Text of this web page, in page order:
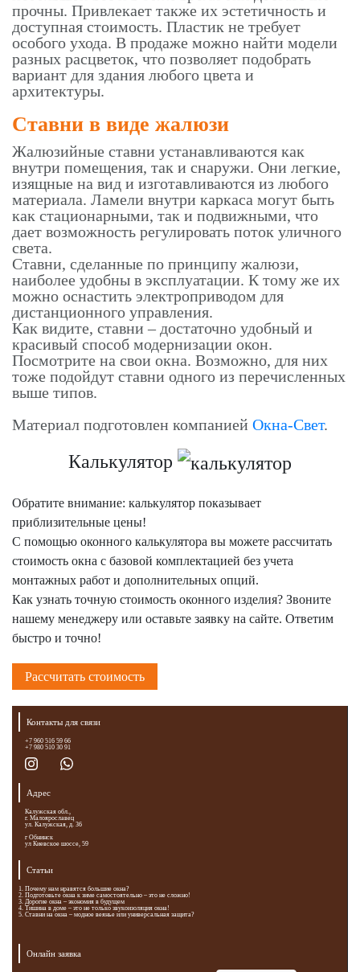
прочны. Привлекает также их эстетичность и
доступная стоимость. Пластик не требует
особого ухода. В продаже можно найти модели
разных расцветок, что позволяет подобрать
вариант для здания любого цвета и
архитектуры.
Ставни в виде жалюзи
Жалюзийные ставни устанавливаются как
внутри помещения, так и снаружи. Они легкие,
изящные на вид и изготавливаются из любого
материала. Ламели внутри каркаса могут быть
как стационарными, так и подвижными, что
дает возможность регулировать поток уличного
света.
Ставни, сделанные по принципу жалюзи,
наиболее удобны в эксплуатации. К тому же их
можно оснастить электроприводом для
дистанционного управления.
Как видите, ставни – достаточно удобный и
красивый способ модернизации окон.
Посмотрите на свои окна. Возможно, для них
тоже подойдут ставни одного из перечисленных
выше типов.
Материал подготовлен компанией Окна-Свет.
Калькулятор
Обратите внимание: калькулятор показывает
приблизительные цены!
С помощью оконного калькулятора вы можете рассчитать
стоимость окна с базовой комплектацией без учета
монтажных работ и дополнительных опций.
Как узнать точную стоимость оконного изделия? Звоните
нашему менеджеру или оставьте заявку на сайте. Ответим
быстро и точно!
Рассчитать стоимость
Контакты для связи
+7 960 516 59 66
+7 980 510 30 91
Адрес
Калужская обл.,
г. Малоярославец
ул. Калужская, д. 36
г Обнинск
ул Киевское шоссе, 59
Статьи
Почему нам нравятся большие окна?
Подготовьте окна к зиме самостоятельно – это не сложно!
Дорогие окна – экономия в будущем
Тишина в доме – это не только звукоизоляция окна!
Ставни на окна – модное веянье или универсальная защита?
Онлайн заявка